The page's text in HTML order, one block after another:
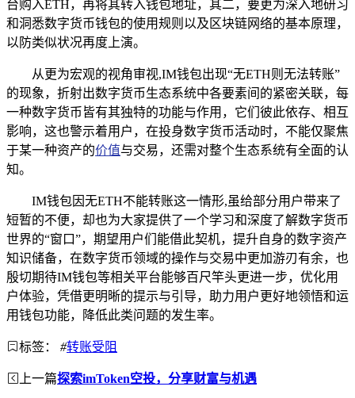
台购入ETH，再将其转入钱包地址，其二，要更为深入地研习
和洞悉数字货币钱包的使用规则以及区块链网络的基本原理，
以防类似状况再度上演。
从更为宏观的视角审视,IM钱包出现“无ETH则无法转账”
的现象，折射出数字货币生态系统中各要素间的紧密关联，每
一种数字货币皆有其独特的功能与作用，它们彼此依存、相互
影响，这也警示着用户，在投身数字货币活动时，不能仅聚焦
于某一种资产的价值与交易，还需对整个生态系统有全面的认
知。
IM钱包因无ETH不能转账这一情形,虽给部分用户带来了
短暂的不便，却也为大家提供了一个学习和深度了解数字货币
世界的“窗口”，期望用户们能借此契机，提升自身的数字资产
知识储备，在数字货币领域的操作与交易中更加游刃有余，也
殷切期待IM钱包等相关平台能够百尺竿头更进一步，优化用
户体验，凭借更明晰的提示与引导，助力用户更好地领悟和运
用钱包功能，降低此类问题的发生率。
标签： #转账受阻
上一篇探索imToken空投，分享财富与机遇